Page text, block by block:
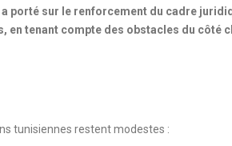
porté sur le renforcement du cadre
en tenant compte des obstacles du côté
tunisiennes restent modestes :